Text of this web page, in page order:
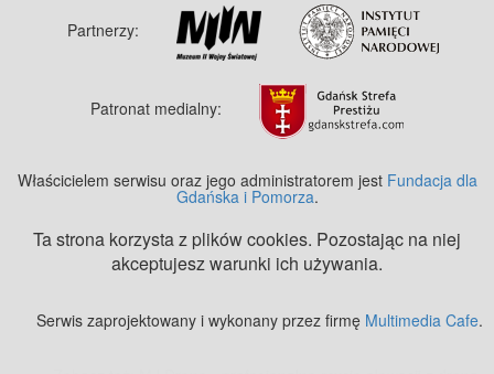
Partnerzy:
Patronat medialny:
Właścicielem serwisu oraz jego administratorem jest Fundacja dla
Gdańska i Pomorza.
Ta strona korzysta z plików cookies. Pozostając na niej
akceptujesz warunki ich używania.
Serwis zaprojektowany i wykonany przez firmę Multimedia Cafe.